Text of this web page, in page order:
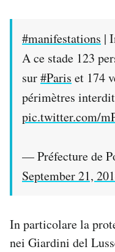
#manifestations |
A ce stade 123
sur#Paris et 174
périmètres
pic.twitter.com/
— Préfecture de
September 21,
In particolare la
nei Giardini del